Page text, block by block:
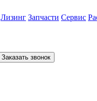
Лизинг Запчасти Сервис
Заказать звонок